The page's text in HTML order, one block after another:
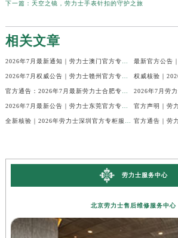
下一篇： 天空之镜，劳力士手表针扣的守护之旅
相关文章
劳力士服务中心
北京劳力士售后维修服务中心